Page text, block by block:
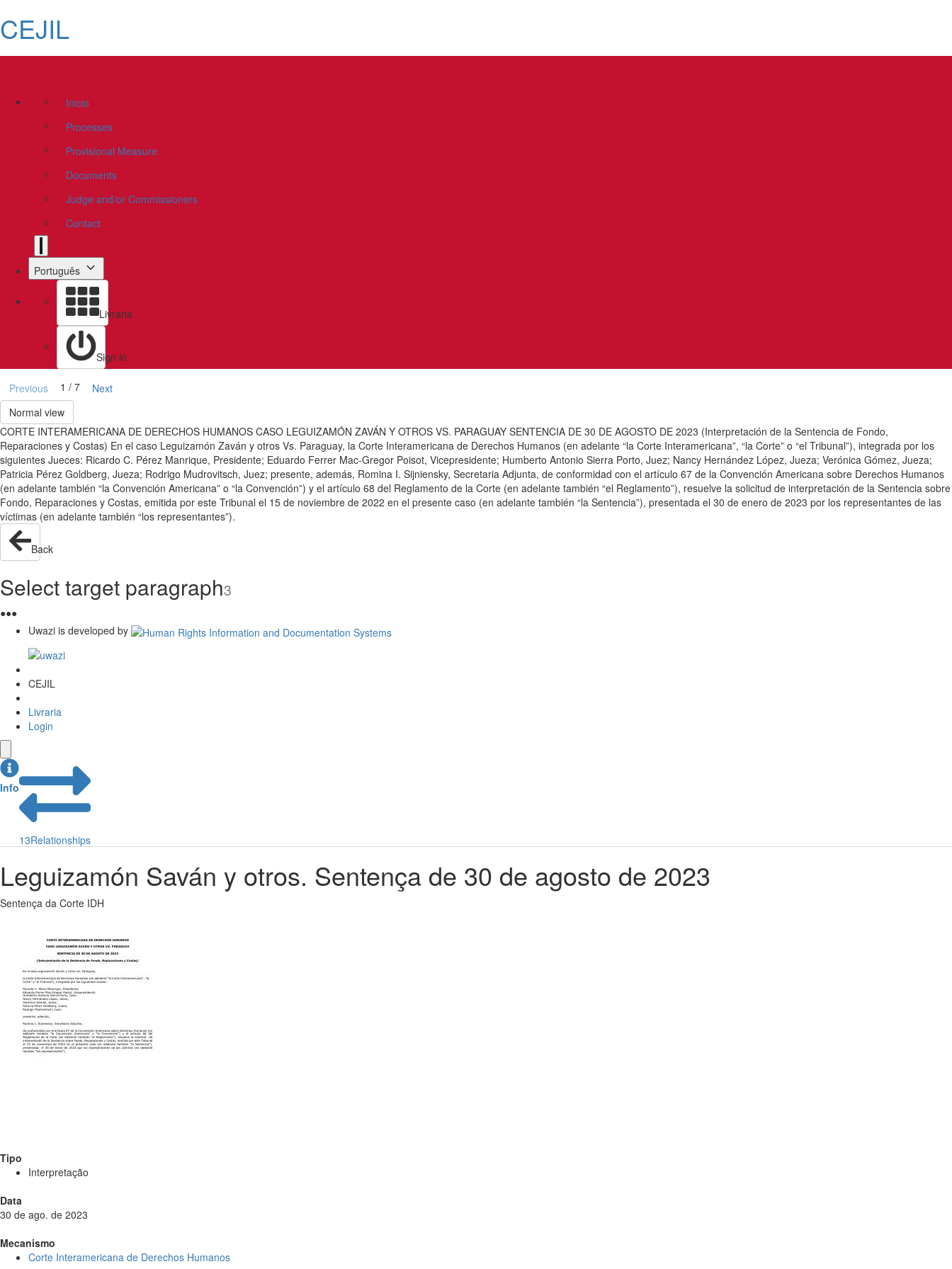
CEJIL
Inicio
Processes
Provisional Measure
Documents
Judge and/or Commissioners
Contact
Português
Livraria
Sign in
Previous 1 / 7
Next
Normal view
CORTE INTERAMERICANA DE DERECHOS HUMANOS CASO LEGUIZAMÓN ZAVÁN Y OTROS VS. PARAGUAY SENTENCIA DE 30 DE AGOSTO DE 2023 (Interpretación de la Sentencia de Fondo,
Reparaciones y Costas) En el caso Leguizamón Zaván y otros Vs. Paraguay, la Corte Interamericana de Derechos Humanos (en adelante “la Corte Interamericana”, “la Corte” o “el Tribunal”), integrada por los
siguientes Jueces: Ricardo C. Pérez Manrique, Presidente; Eduardo Ferrer Mac-Gregor Poisot, Vicepresidente; Humberto Antonio Sierra Porto, Juez; Nancy Hernández López, Jueza; Verónica Gómez, Jueza;
Patricia Pérez Goldberg, Jueza; Rodrigo Mudrovitsch, Juez; presente, además, Romina I. Sijniensky, Secretaria Adjunta, de conformidad con el artículo 67 de la Convención Americana sobre Derechos Humanos
(en adelante también “la Convención Americana” o “la Convención”) y el artículo 68 del Reglamento de la Corte (en adelante también “el Reglamento”), resuelve la solicitud de interpretación de la Sentencia sobre
Fondo, Reparaciones y Costas, emitida por este Tribunal el 15 de noviembre de 2022 en el presente caso (en adelante también “la Sentencia”), presentada el 30 de enero de 2023 por los representantes de las
víctimas (en adelante también “los representantes”).
Back
Select target paragraph3
●●●
Uwazi is developed by
CEJIL
Livraria
Login
Info
13Relationships
Leguizamón Saván y otros. Sentença de 30 de agosto de 2023
Sentença da Corte IDH
Tipo
Interpretação
Data
30 de ago. de 2023
Mecanismo
Corte Interamericana de Derechos Humanos